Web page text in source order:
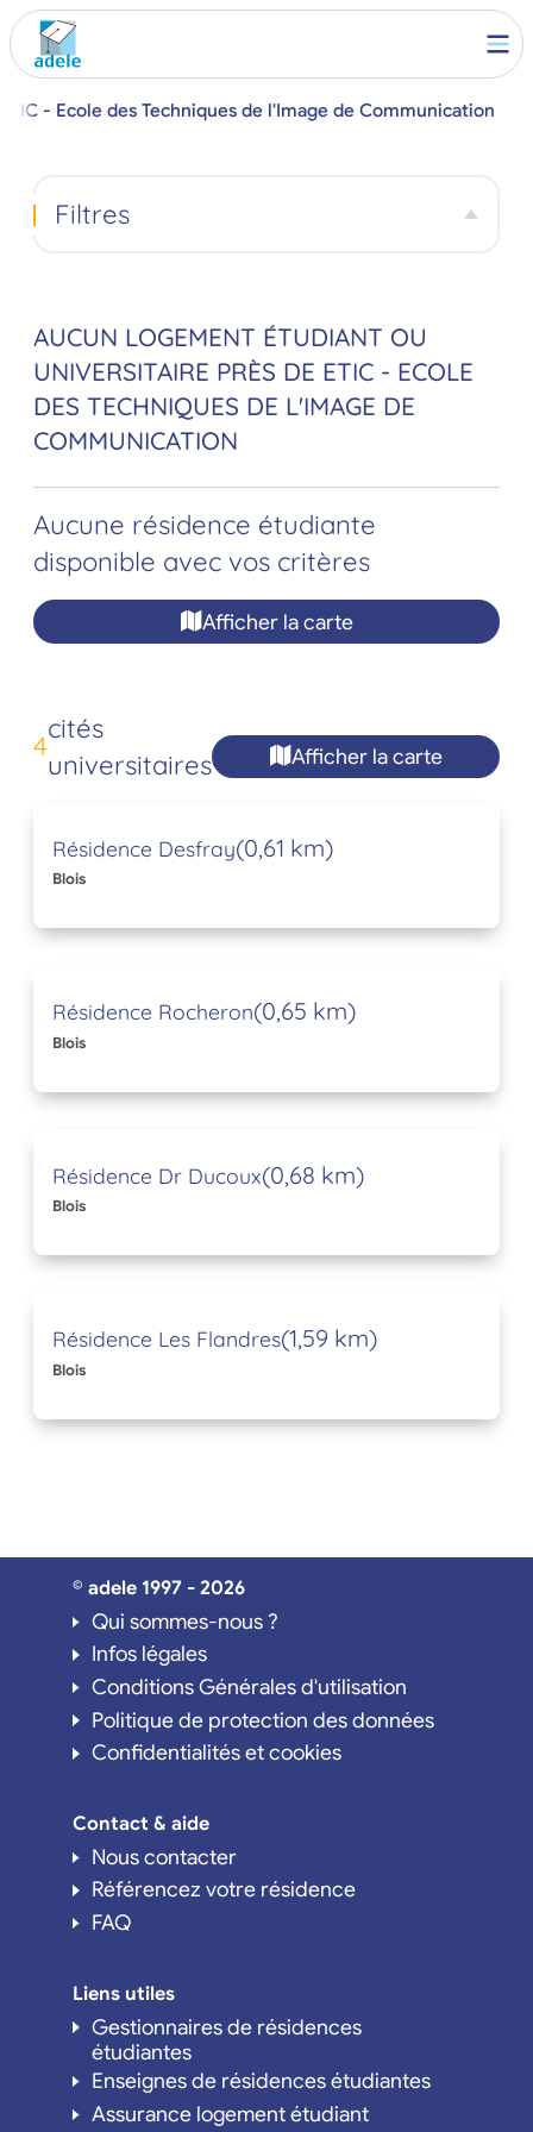
ETIC - Ecole des Techniques de l'Image de Communication
AUCUN LOGEMENT ÉTUDIANT OU
UNIVERSITAIRE PRÈS DE ETIC - ECOLE
DES TECHNIQUES DE L'IMAGE DE
COMMUNICATION
Aucune résidence étudiante
disponible avec vos critères
Afficher la carte
4
cités
universitaires
Afficher la carte
Résidence Desfray(0,61 km)
Blois
Résidence Rocheron(0,65 km)
Blois
Résidence Dr Ducoux(0,68 km)
Blois
Résidence Les Flandres(1,59 km)
Blois
Filtres
© adele 1997 - 2026
Qui sommes-nous ?
Infos légales
Conditions Générales d'utilisation
Politique de protection des données
Confidentialités et cookies
Contact & aide
Nous contacter
Référencez votre résidence
FAQ
Liens utiles
Gestionnaires de résidences
étudiantes
Enseignes de résidences étudiantes
Assurance logement étudiant